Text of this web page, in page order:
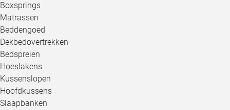
Boxsprings
Matrassen
Beddengoed
Dekbedovertrekken
Bedspreien
Hoeslakens
Kussenslopen
Hoofdkussens
Slaapbanken